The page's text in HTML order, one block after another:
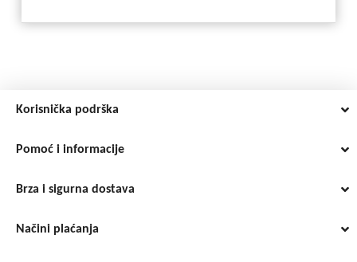
Korisnička podrška
Pomoć i informacije
Brza i sigurna dostava
Načini plaćanja